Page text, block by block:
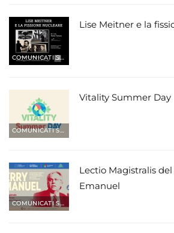
COMUNICATI STAMPA
Lise Meitner e la
COMUNICATI STAMPA
Vitality Summer Day
COMUNICATI STAMPA
Lectio Magistralis
Emanuel